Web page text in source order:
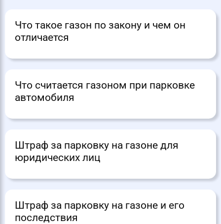
Что такое газон по закону и чем он
отличается
Что считается газоном при парковке
автомобиля
Штраф за парковку на газоне для
юридических лиц
Штраф за парковку на газоне и его
последствия